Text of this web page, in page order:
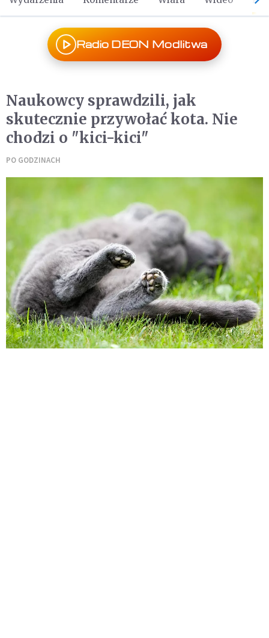
Radio DEON Modlitwa
Naukowcy sprawdzili, jak
skutecznie przywołać kota. Nie
chodzi o "kici-kici"
PO GODZINACH